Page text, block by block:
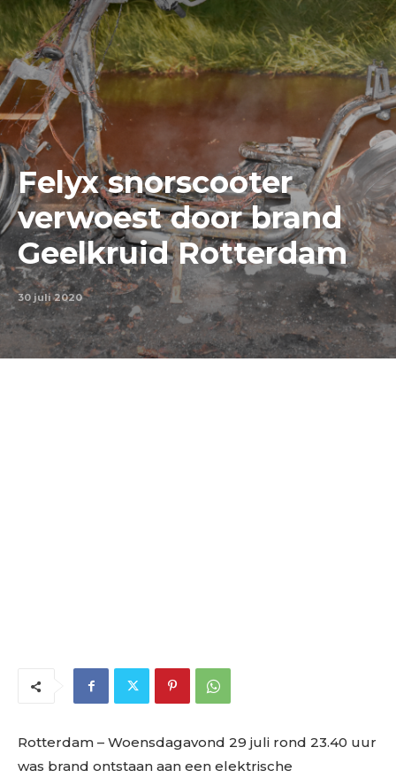
Felyx snorscooter
verwoest door brand
Geelkruid Rotterdam
30 juli 2020
Rotterdam – Woensdagavond 29 juli rond 23.40 uur
was brand ontstaan aan een elektrische